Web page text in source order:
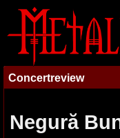
Concertreview
Negură